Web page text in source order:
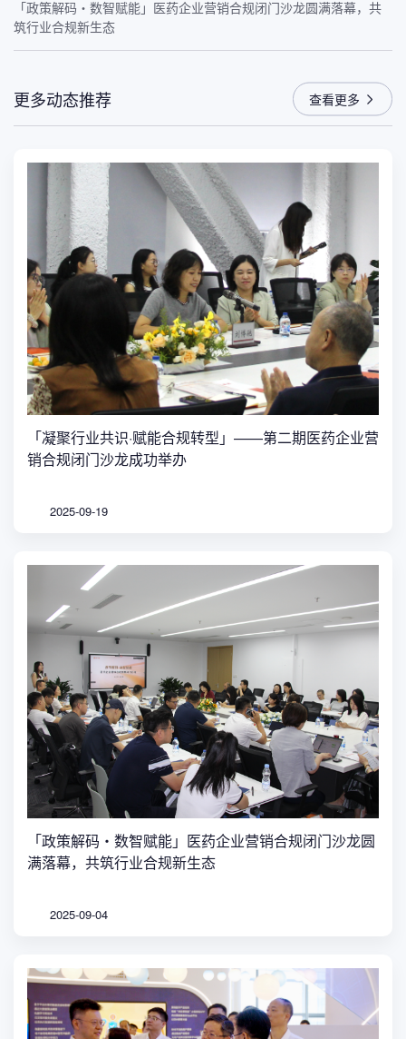
「政策解码・数智赋能」医药企业营销合规闭门沙龙圆满落幕，共
筑行业合规新生态
更多动态推荐 查看更多
「凝聚行业共识·赋能合规转型」——第二期医药企业营
销合规闭门沙龙成功举办
2025-09-19
「政策解码・数智赋能」医药企业营销合规闭门沙龙圆
满落幕，共筑行业合规新生态
2025-09-04